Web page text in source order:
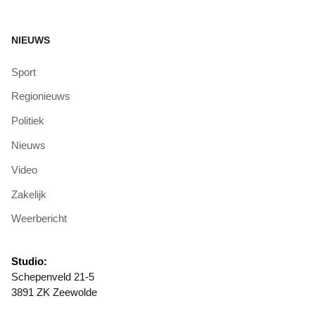
NIEUWS
Sport
Regionieuws
Politiek
Nieuws
Video
Zakelijk
Weerbericht
Studio:
Schepenveld 21-5
3891 ZK Zeewolde